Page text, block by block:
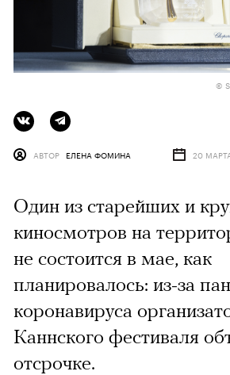
©
АВТОР ЕЛЕНА ФОМИНА 20
Один из старейших и
киносмотров на
не состоится в мае, как
планировалось: из-за
коронавируса
Каннского фестиваля
отсрочке.